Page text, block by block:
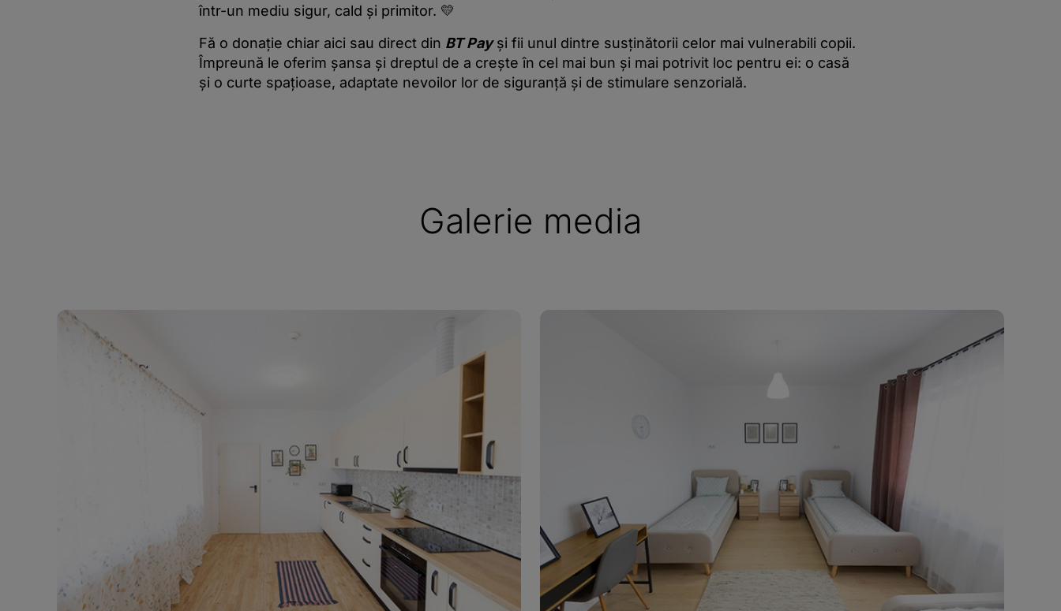
într-un mediu sigur, cald și primitor. 💛
Fă o donație chiar aici sau direct din BT Payși fii unul dintre susținătorii celor mai vulnerabili copii.
Împreună le oferim șansa și dreptul de a crește în cel mai bun și mai potrivit loc pentru ei: o casă
și o curte spațioase, adaptate nevoilor lor de siguranță și de stimulare senzorială.
Galerie media